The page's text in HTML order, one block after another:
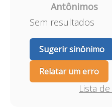
Antônimos
Sem resultados
Sugerir sinônimo
Relatar um erro
Lista